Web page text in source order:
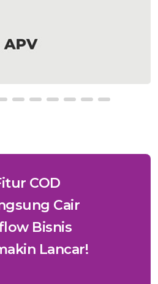
COD
Cair
Bisnis
Lancar!